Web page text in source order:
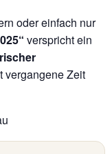
oder einfach nur
verspricht ein
vergangene Zeit